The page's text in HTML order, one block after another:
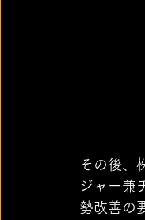
その後、
ジャー兼
勢改善の